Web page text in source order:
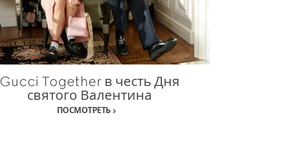
Gucci Together в честь Дня
святого Валентина
ПОСМОТРЕТЬ